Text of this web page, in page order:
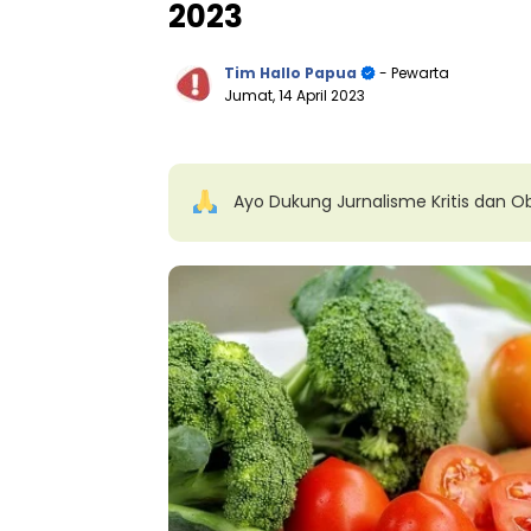
2023
Tim Hallo Papua
- Pewarta
Jumat, 14 April 2023
Ayo Dukung Jurnalisme Kritis dan